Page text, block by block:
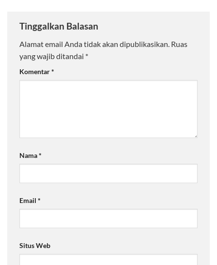
Tinggalkan Balasan
Alamat email Anda tidak akan dipublikasikan. Ruas
yang wajib ditandai *
Komentar*
Nama*
Email *
Situs Web